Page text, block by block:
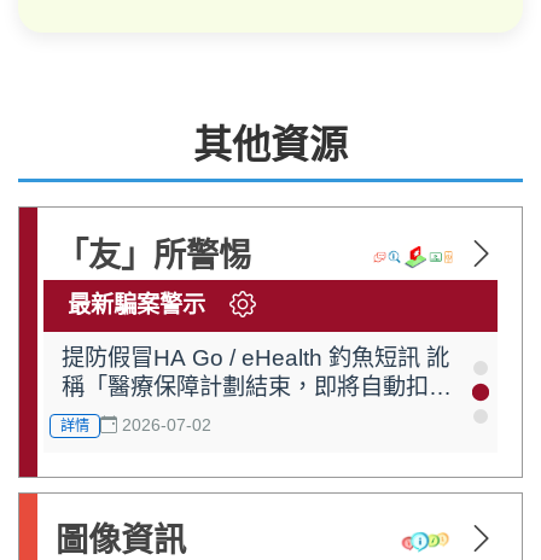
其他資源
「友」所警惕
最新騙案警示
警惕「猜猜我是誰」騙案：無論幾熟識
提起轉帳要警惕！
詳情 2026-07-13
提防假冒HA Go / eHealth 釣魚短訊 訛
稱「醫療保障計劃結束，即將自動扣
費」
詳情 2026-07-02
小心假冒積金局短訊及網站！積金局不
詳情 2026-06-01
圖像資訊